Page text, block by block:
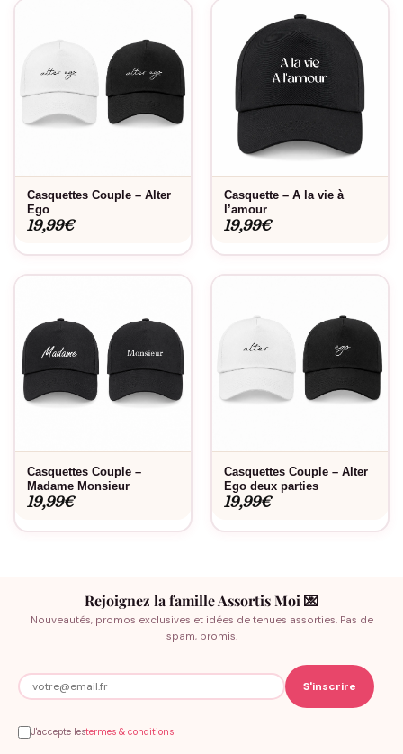
Casquettes Couple – Alter
Ego
19,99€
Casquette – A la vie à
l’amour
19,99€
Casquettes Couple –
Madame Monsieur
19,99€
Casquettes Couple – Alter
Ego deux parties
19,99€
Rejoignez la famille Assortis Moi 💌
Nouveautés, promos exclusives et idées de tenues assorties. Pas de
spam, promis.
J'accepte lestermes & conditions